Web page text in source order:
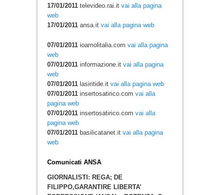
17/01/2011televideo.rai.it vai alla pagina
web
17/01/2011ansa.it vai alla pagina web
07/01/2011ioamolitalia.com vai alla pagina
web
07/01/2011informazione.itvai alla pagina
web
07/01/2011lasiritide.it vai alla pagina web
07/01/2011insertosatirico.com vai alla
pagina web
07/01/2011insertosatirico.com vai alla
pagina web
07/01/2011basilicatanet.it vai alla pagina
web
Comunicati ANSA
GIORNALISTI: REGA; DE
FILIPPO,GARANTIRE LIBERTA’